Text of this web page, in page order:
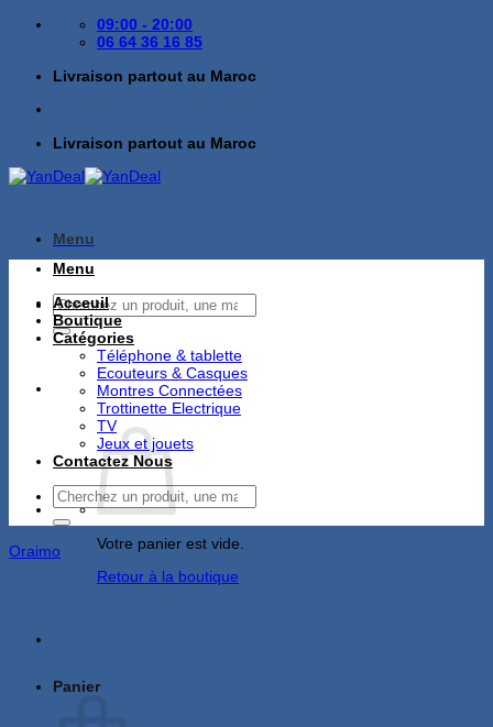
Passer
09:00 - 20:00
06 64 36 16 85
Livraison partout au Maroc
Livraison partout au Maroc
Menu
Recherche
pour :
Votre panier est vide.
Retour à la boutique
Panier
Menu
Acceuil
Boutique
Catégories
Téléphone & tablette
Ecouteurs & Casques
Montres Connectées
Trottinette Electrique
TV
Jeux et jouets
Contactez Nous
Recherche
pour :
Oraimo